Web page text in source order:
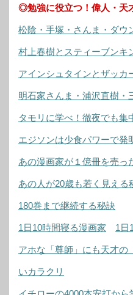
◎勉強に役立つ！偉人・天
松陰・手塚・さんま・ダウ
村上春樹とスティーブンキ
アインシュタインとザッカ
明石家さんま・浦沢直樹・
タモリに学べ！徹夜でも集
エジソンは少食パワーで発
あの漫画家が１億冊を売っ
あの人が20歳も若く見える
180巻まで継続する秘訣
1日10時間寝る漫画家 1日
アホな「尊師」にも天才の
いカラクリ